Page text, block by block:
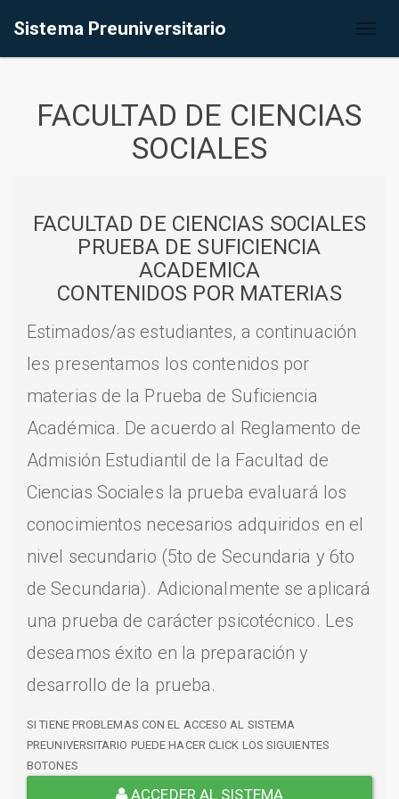
Sistema Preuniversitario
FACULTAD DE CIENCIAS
SOCIALES
FACULTAD DE CIENCIAS SOCIALES
PRUEBA DE SUFICIENCIA
ACADEMICA
CONTENIDOS POR MATERIAS
Estimados/as estudiantes, a continuación
les presentamos los contenidos por
materias de la Prueba de Suficiencia
Académica. De acuerdo al Reglamento de
Admisión Estudiantil de la Facultad de
Ciencias Sociales la prueba evaluará los
conocimientos necesarios adquiridos en el
nivel secundario (5to de Secundaria y 6to
de Secundaria). Adicionalmente se aplicará
una prueba de carácter psicotécnico. Les
deseamos éxito en la preparación y
desarrollo de la prueba.
SI TIENE PROBLEMAS CON EL ACCESO AL SISTEMA
PREUNIVERSITARIO PUEDE HACER CLICK LOS SIGUIENTES
BOTONES
ACCEDER AL SISTEMA